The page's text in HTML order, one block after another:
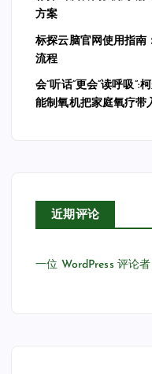
方案
标探云脑官网使用指
流程
会”听话”更会”读呼吸”:
能制氧机把家庭氧疗带
近期评论
一位 WordPress 评论者